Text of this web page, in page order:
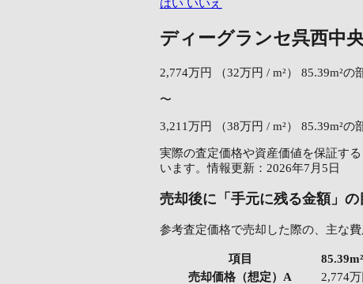
はい いいえ
ディーグランセ呉西中
2,774万円 （32万円 / m²） 85.39m²の
〜
3,211万円 （38万円 / m²） 85.39m²の
実際の査定価格や資産価値を保証す
います。情報更新：2026年7月5日
売却後に「手元に残る金額」
参考査定価格で売却した際の、主な
項目
売却価格（想定）A
2,774万